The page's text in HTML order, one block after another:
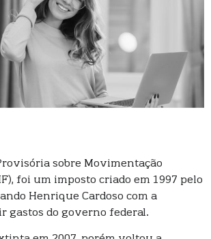
sobre Movimentação
foi um imposto criado em 1997 pelo
Henrique Cardoso com a
gastos do governo federal.